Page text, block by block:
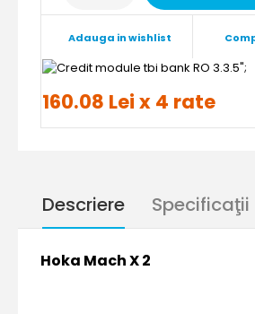
Adauga in wishlist
";
160.08 Lei x 4 rate
Descriere Specificaţii
Hoka Mach X 2